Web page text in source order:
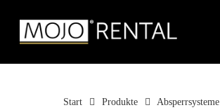
content
Start Produkte Absperrsysteme